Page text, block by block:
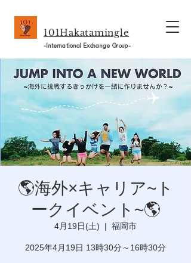
101Hakatamingle
-International Exchange Group-
🌎海外×キャリア~ト
ークイベント~🌎
4月19日(土)
  |
福岡市
2025年4月19日 13時30分～16時30分